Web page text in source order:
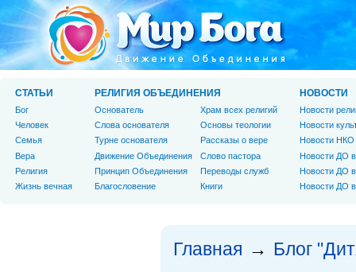
Главная → Блог
СТАТЬИ
Бог
Человек
Cемья
Вера
Религия
Жизнь вечная
РЕЛИГИЯ ОБЪЕДИНЕНИЯ
Основатель
Слова основателя
Турне основателя
Движение Объединения
Принцип Объединения
Благословение
Храм всех религий
Основы теологии
Рассказы о вере
Слово пастора
Переводы служб
Книги
НОВОСТИ
Новости
Новости
Новости НКО
Новости ДО
Новости ДО
Новости ДО